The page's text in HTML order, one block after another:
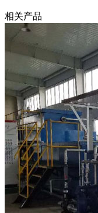
相关产品